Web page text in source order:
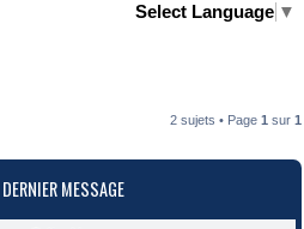
Select Language ▼
2 sujets • Page 1 sur 1
DERNIER MESSAGE